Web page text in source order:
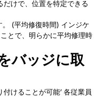
けで、位置を特定できる
(平均修復時間) インジケ
とで、明らかに平均修理時
バッジに取
けることが可能’ 各従業員